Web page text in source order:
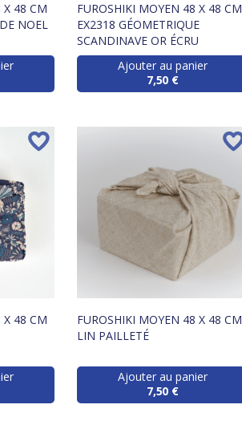
X 48 CM
NOEL
FUROSHIKI MOYEN 48 X 48 CM
EX2318 GÉOMETRIQUE
SCANDINAVE OR ÉCRU
Ajouter au panier
7,50 €
X 48 CM
FUROSHIKI MOYEN 48 X 48 CM
LIN PAILLETÉ
Ajouter au panier
7,50 €